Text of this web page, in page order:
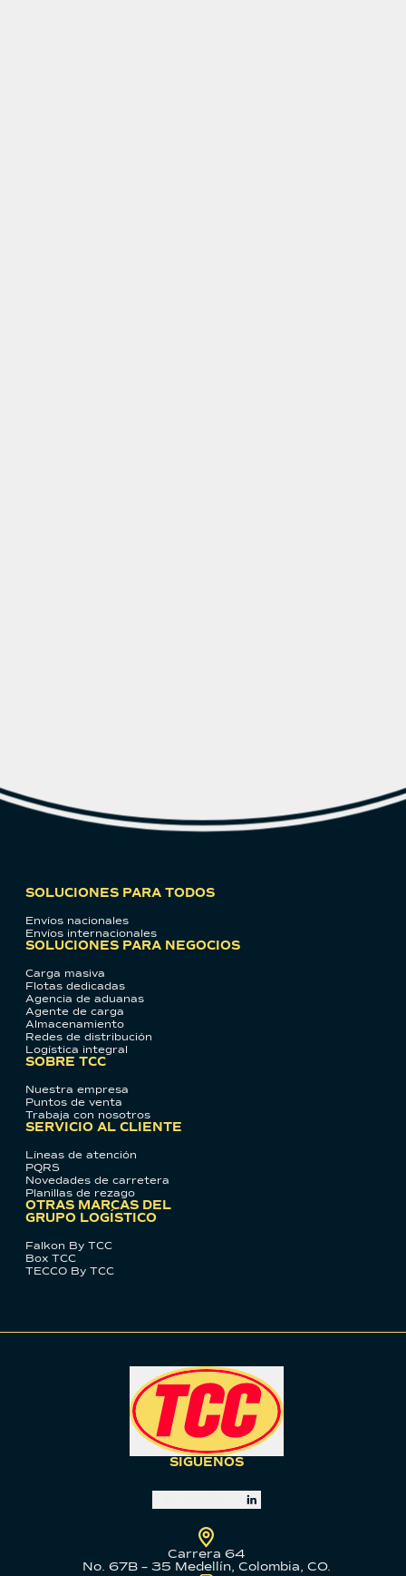
SOLUCIONES PARA TODOS
Envíos nacionales
Envíos internacionales
SOLUCIONES PARA NEGOCIOS
Carga masiva
Flotas dedicadas
Agencia de aduanas
Agente de carga
Almacenamiento
Redes de distribución
Logística integral
SOBRE TCC
Nuestra empresa
Puntos de venta
Trabaja con nosotros
SERVICIO AL CLIENTE
Líneas de atención
PQRS
Novedades de carretera
Planillas de rezago
OTRAS MARCAS DEL
GRUPO LOGÍSTICO
Falkon By TCC
Box TCC
TECCO By TCC
Carrera 64
No. 67B – 35 Medellín, Colombia, CO.
SÍGUENOS